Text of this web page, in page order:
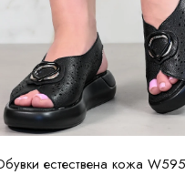
естествена кожа